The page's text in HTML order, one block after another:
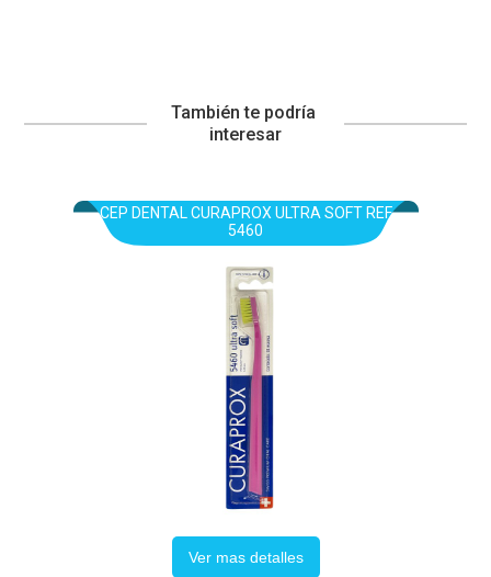
También te podría
interesar
CEP DENTAL CURAPROX ULTRA SOFT REF
5460
Ver mas detalles